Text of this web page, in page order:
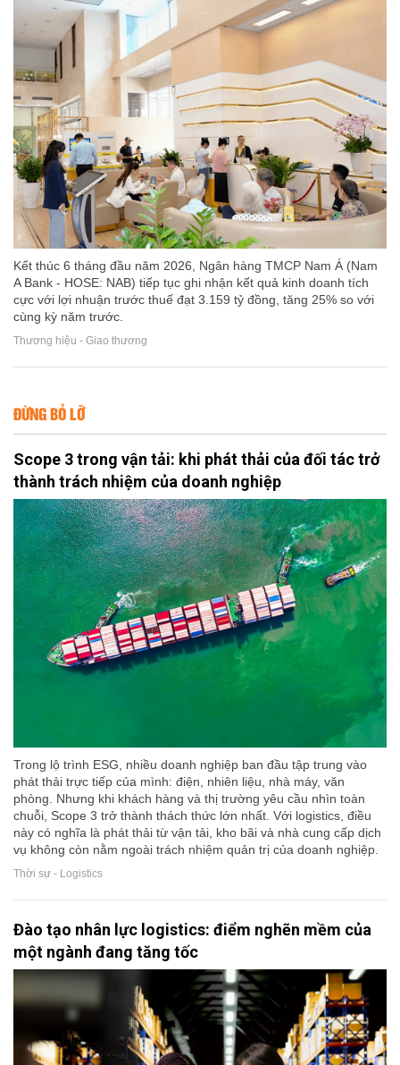
Kết thúc 6 tháng đầu năm 2026, Ngân hàng TMCP Nam Á (Nam
A Bank - HOSE: NAB) tiếp tục ghi nhận kết quả kinh doanh tích
cực với lợi nhuận trước thuế đạt 3.159 tỷ đồng, tăng 25% so với
cùng kỳ năm trước.
Thương hiệu - Giao thương
ĐỪNG BỎ LỠ
Scope 3 trong vận tải: khi phát thải của đối tác trở
thành trách nhiệm của doanh nghiệp
Trong lộ trình ESG, nhiều doanh nghiệp ban đầu tập trung vào
phát thải trực tiếp của mình: điện, nhiên liệu, nhà máy, văn
phòng. Nhưng khi khách hàng và thị trường yêu cầu nhìn toàn
chuỗi, Scope 3 trở thành thách thức lớn nhất. Với logistics, điều
này có nghĩa là phát thải từ vận tải, kho bãi và nhà cung cấp dịch
vụ không còn nằm ngoài trách nhiệm quản trị của doanh nghiệp.
Thời sự - Logistics
Đào tạo nhân lực logistics: điểm nghẽn mềm của
một ngành đang tăng tốc